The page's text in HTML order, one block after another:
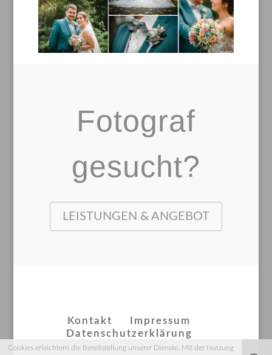
Fotograf
gesucht?
LEISTUNGEN & ANGEBOT
Kontakt
Impressum
Datenschutzerklärung
Cookies erleichtern die Bereitstellung unserer Dienste. Mit der Nutzung